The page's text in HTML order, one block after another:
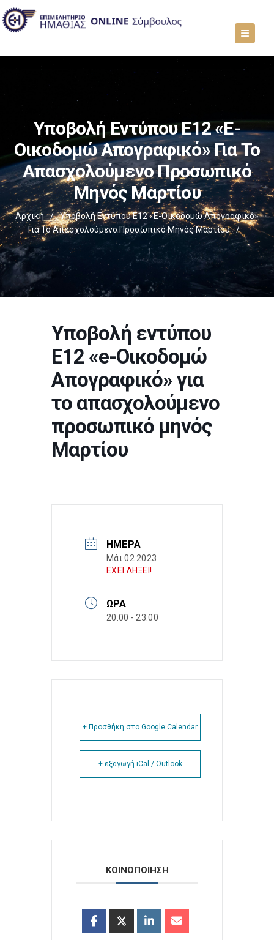
Υποβολή Εντύπου Ε12 «e-
Οικοδομώ Απογραφικό» Για Το
Απασχολούμενο Προσωπικό
Μηνός Μαρτίου
Αρχική /
Υποβολή Εντύπου Ε12 «e-Οικοδομώ Απογραφικό»
Για Το Απασχολούμενο Προσωπικό Μηνός Μαρτίου
/
Υποβολή εντύπου
Ε12 «e-Οικοδομώ
Απογραφικό» για
το απασχολούμενο
προσωπικό μηνός
Μαρτίου
ΗΜΈΡΑ
Μάι 02 2023
ΕΧΕΙ ΛΗΞΕΙ!
ΏΡΑ
20:00 - 23:00
+ Προσθήκη στο Google Calendar
+ εξαγωγή iCal / Outlook
ΚΟΙΝΟΠΟΙΗΣΗ